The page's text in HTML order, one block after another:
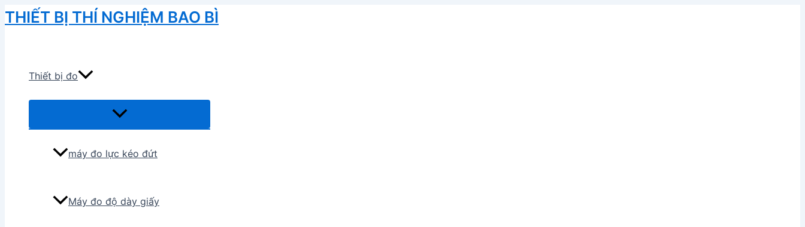
Skip
to
THIẾT BỊ THÍ NGHIỆM BAO BÌ
Thiết bị đo
Menu
máy đo lực kéo đứt
Máy đo độ dày giấy